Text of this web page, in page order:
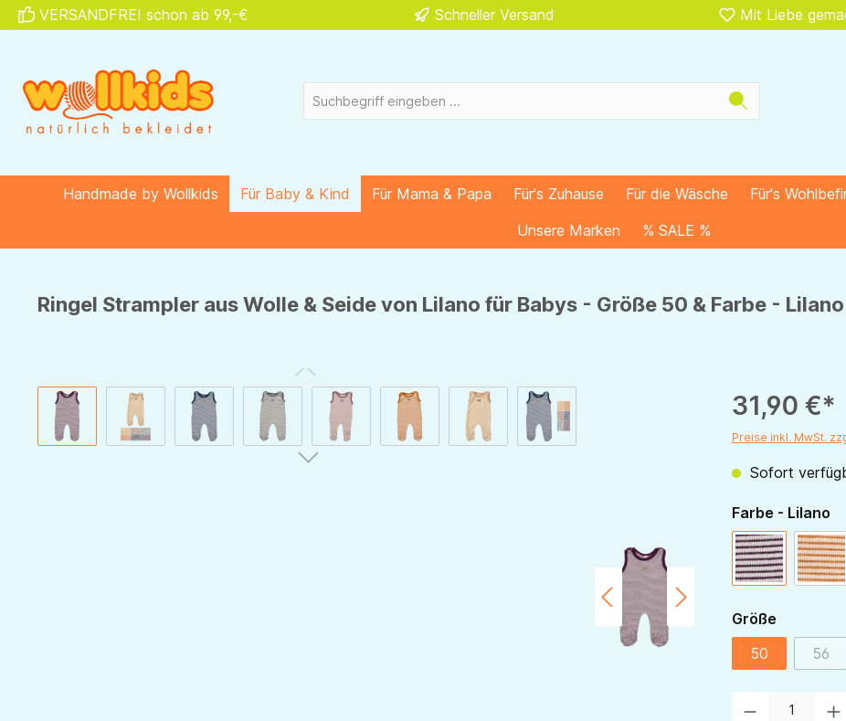
Zur Hauptnavigation springen
VERSANDFREI schon ab 99,-€ Schneller Versand Mit Liebe
Handmade by Wollkids Für Baby & Kind Für Mama & Papa Für's Zuhause Für die Wäsche Für's
Unsere Marken
% SALE %
Ringel Strampler aus Wolle & Seide von Lilano für Babys - Größe 50 & Farbe -
Bildergalerie überspringen 31,90 €*
Preise inkl. MwSt.
Sofort
Farbe - Lilano
beere-natur
Größe
50
56